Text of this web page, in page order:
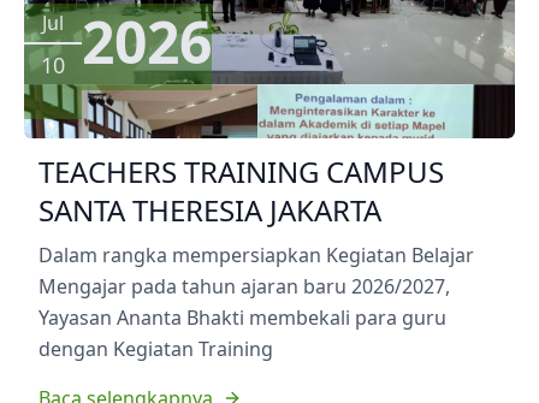
Jul
10 2026
TEACHERS TRAINING CAMPUS
SANTA THERESIA JAKARTA
Dalam rangka mempersiapkan Kegiatan Belajar
Mengajar pada tahun ajaran baru 2026/2027,
Yayasan Ananta Bhakti membekali para guru
dengan Kegiatan Training
Baca selengkapnya